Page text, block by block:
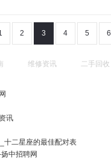
2 3 4 5 6
维修资讯 二手回收
讯
十二星座的最佳配对表
中招聘网